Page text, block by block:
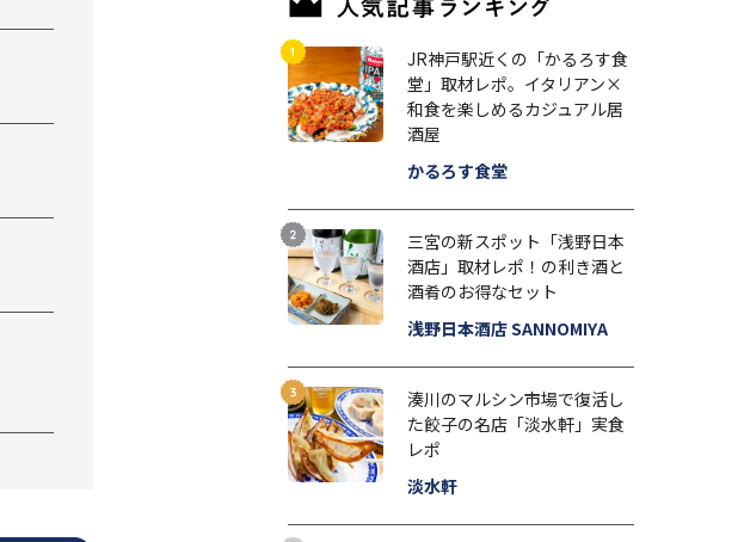
JR神戸駅近くの「かるろす食
堂」取材レポ。イタリアン×
和食を楽しめるカジュアル居
酒屋
かるろす食堂
三宮の新スポット「浅野日本
酒店」取材レポ！の利き酒と
酒肴のお得なセット
浅野日本酒店 SANNOMIYA
湊川のマルシン市場で復活し
た餃子の名店「淡水軒」実食
レポ
淡水軒